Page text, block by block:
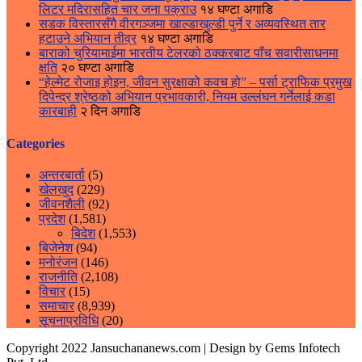
लिटर मदिरासहित चार जना पक्राउ १४ घण्टा अगाडि
सडक विस्तारसँगै वीरगञ्जमा खाल्डाखुल्डी पुर्ने र अव्यवस्थित तार
हटाउने अभियान तीव्र १४ घण्टा अगाडि
बाराको चुरियामाईमा भारतीय टेलरको ठक्करबाट पाँच सवारीसाधनमा
क्षति २० घण्टा अगाडि
“हेल्मेट रोजाइ होइन, जीवन सुरक्षाको कवच हो” – पर्सा ट्राफिक प्रमुख
दिपेन्द्र श्रेष्ठको अभियान प्रभावकारी, नियम उल्लंघन गर्नेलाई कडा
कारबाही २ दिन अगाडि
Categories
अन्तरबार्ता (5)
खेलखुद(229)
जीवनशैली (92)
प्रदेश(1,581)
बिदेश(1,553)
बिजेनेश(94)
मनोरंजन(146)
राजनीति(2,108)
विचार(15)
समाचार(8,939)
सूचनाप्रविधि(20)
Copyright 2022 Jansuchananews.com | Design by Gems Infotech